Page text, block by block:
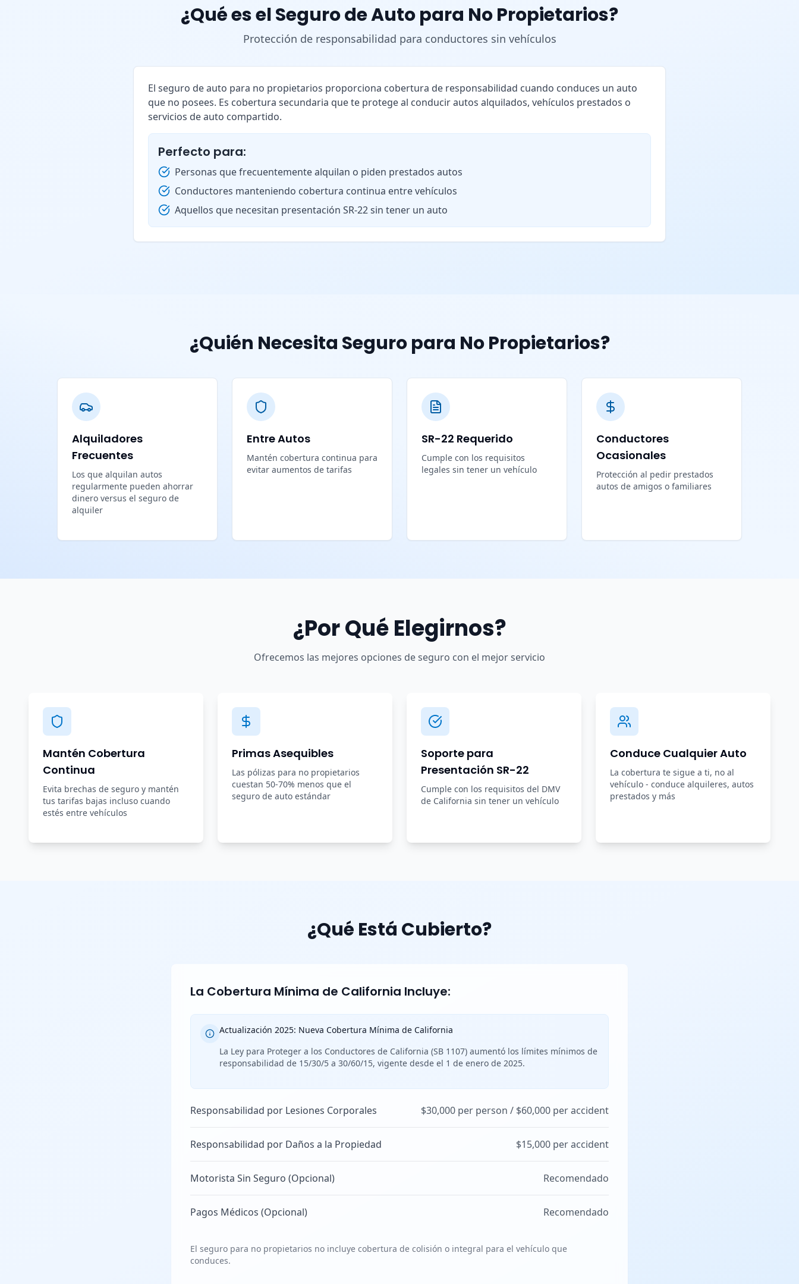
¿Qué es el Seguro de Auto para No Propietarios?
Protección de responsabilidad para conductores sin vehículos
El seguro de auto para no propietarios proporciona cobertura de responsabilidad cuando conduces un auto
que no posees. Es cobertura secundaria que te protege al conducir autos alquilados, vehículos prestados o
servicios de auto compartido.
Perfecto para:
Personas que frecuentemente alquilan o piden prestados autos
Conductores manteniendo cobertura continua entre vehículos
Aquellos que necesitan presentación SR-22 sin tener un auto
¿Quién Necesita Seguro para No Propietarios?
Alquiladores
Frecuentes
Los que alquilan autos
regularmente pueden ahorrar
dinero versus el seguro de
alquiler
Entre Autos
Mantén cobertura continua para
evitar aumentos de tarifas
SR-22 Requerido
Cumple con los requisitos
legales sin tener un vehículo
Conductores
Ocasionales
Protección al pedir prestados
autos de amigos o familiares
¿Por Qué Elegirnos?
Ofrecemos las mejores opciones de seguro con el mejor servicio
Mantén Cobertura
Continua
Evita brechas de seguro y mantén
tus tarifas bajas incluso cuando
estés entre vehículos
Primas Asequibles
Las pólizas para no propietarios
cuestan 50-70% menos que el
seguro de auto estándar
Soporte para
Presentación SR-22
Cumple con los requisitos del DMV
de California sin tener un vehículo
Conduce Cualquier Auto
La cobertura te sigue a ti, no al
vehículo - conduce alquileres, autos
prestados y más
¿Qué Está Cubierto?
La Cobertura Mínima de California Incluye:
Actualización 2025: Nueva Cobertura Mínima de California
La Ley para Proteger a los Conductores de California (SB 1107) aumentó los límites mínimos de
responsabilidad de 15/30/5 a 30/60/15, vigente desde el 1 de enero de 2025.
Responsabilidad por Lesiones Corporales $30,000 per person / $60,000 per accident
Responsabilidad por Daños a la Propiedad $15,000 per accident
Motorista Sin Seguro (Opcional) Recomendado
Pagos Médicos (Opcional) Recomendado
El seguro para no propietarios no incluye cobertura de colisión o integral para el vehículo que
conduces.